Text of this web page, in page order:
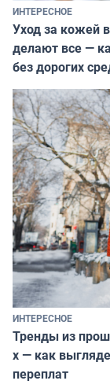
ИНТЕРЕСНОЕ
Уход за кожей
делают все —
без дорогих
ИНТЕРЕСНОЕ
Тренды из
х — как
переплат